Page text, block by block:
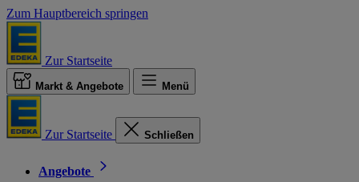
Zum Hauptbereich springen
Zur Startseite
Markt & Angebote Menü
Zur Startseite Schließen
Angebote